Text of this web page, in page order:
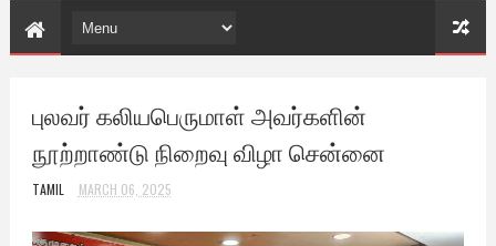
புலவர் கலியபெருமாள் அவர்களின்
நூற்றாண்டு நிறைவு விழா சென்னை
TAMIL MARCH 06, 2025